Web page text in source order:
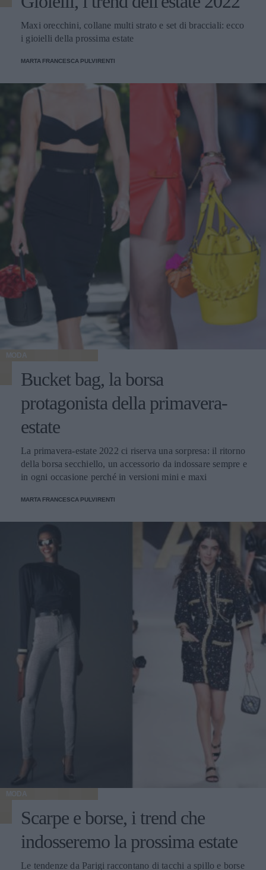
Maxi orecchini, collane multi strato e set di bracciali: ecco
i gioielli della prossima estate
MARTA FRANCESCA PULVIRENTI
MODA
Bucket bag, la borsa
protagonista della primavera-
estate
La primavera-estate 2022 ci riserva una sorpresa: il ritorno
della borsa secchiello, un accessorio da indossare sempre e
in ogni occasione perché in versioni mini e maxi
MARTA FRANCESCA PULVIRENTI
MODA
Scarpe e borse, i trend che
indosseremo la prossima estate
Le tendenze da Parigi raccontano di tacchi a spillo e borse